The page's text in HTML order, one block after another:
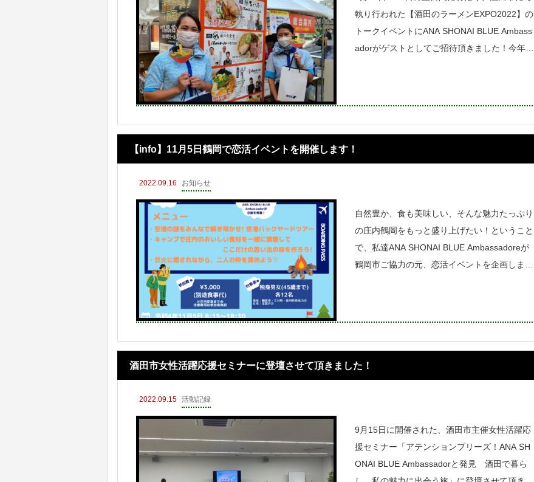
執り行われた【酒田のラーメンEXPO2022】の
トークイベントにANA SHONAI BLUE Ambass
adorがゲストとしてご招待頂きました！今年は
【info】11月5日鶴岡で恋活イベントを開催します！
2022.09.16 お知らせ
自然豊か、食も美味しい、そんな魅力たっぷり
の庄内鶴岡をもっと盛り上げたい！ということ
で、私達ANA SHONAI BLUE Ambassadoreが
鶴岡市ご協力の元、恋活イベントを企画しまし
酒田市女性活躍応援セミナーに登壇させて頂きました！
2022.09.15 活動記録
9月15日に開催された、酒田市主催女性活躍応
援セミナー「アテンションプリーズ！ANA SH
ONAI BLUE Ambassadorと発見 酒田で暮ら